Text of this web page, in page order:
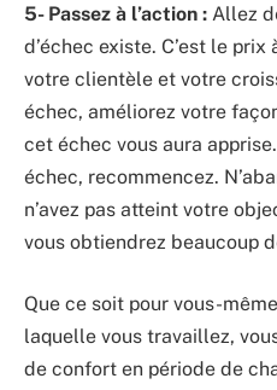
5- Passez à l’action : Allez
d’échec existe. C’est le
votre clientèle et votre
échec, améliorez votre
cet échec vous aura
échec, recommencez.
n’avez pas atteint votre
vous obtiendrez beaucoup
Que ce soit pour vous-
laquelle vous travaillez,
de confort en période de